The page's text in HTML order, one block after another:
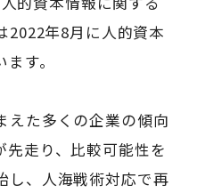
2022年8月に人的資本
す。
えた多くの企業の傾向
先走り、比較可能性を
し、人海戦術対応で再